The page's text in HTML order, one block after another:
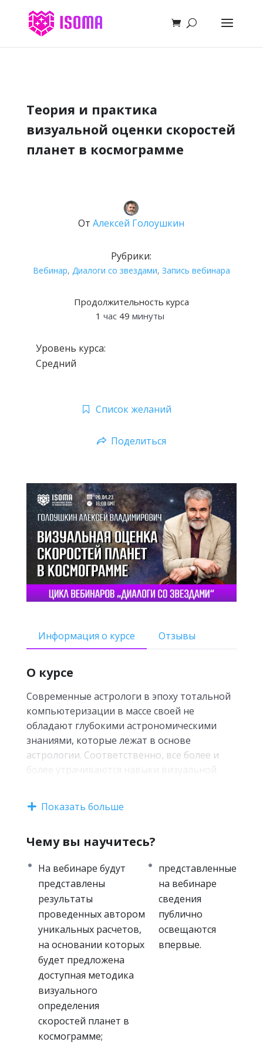
Теория и практика
визуальной оценки скоростей
планет в космограмме
От Алексей Голоушкин
Рубрики:
Вебинар, Диалоги со звездами, Запись вебинара
Продолжительность курса
1 час 49 минуты
Уровень курса:
Средний
Список желаний
Поделиться
Информация о курсе Отзывы
О курсе
Современные астрологи в эпоху тотальной
компьютеризации в массе своей не
обладают глубокими астрономическими
знаниями, которые лежат в основе
астрологии. Соответственно, все более и
более утрачиваются навыки визуальной
астрологической работы используется не
вся доступная информация. Изложение на
призвано помочь астрологам восполнить
Программа вебинара
Краткое описание проблемы.
Краткое изложение устройства Солнечной
системы и геометрической природы
Зодиака.
Краткое изложение базовых знаний о
движении астрологических объектов в
Зодиаке.
Изложение астрономических
закономерностей, описывающих скорости
движения планет.
Представление результатов вычислений
Показать больше
Чему вы научитесь?
На вебинаре будут
представлены
результаты
проведенных автором
уникальных расчетов,
на основании которых
будет предложена
доступная методика
визуального
определения
скоростей планет в
космограмме;
представленные
на вебинаре
сведения
публично
освещаются
впервые.